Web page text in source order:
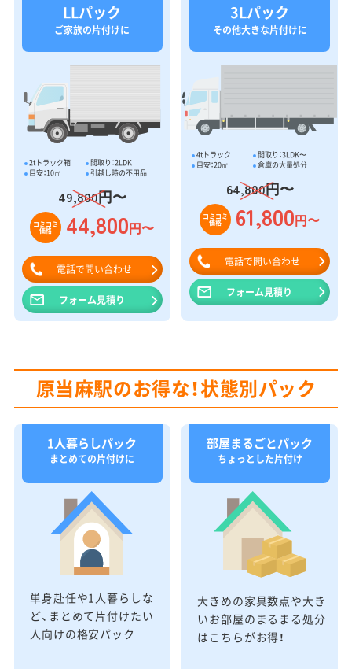
LLパック
ご家族の片付けに
2tトラック箱
間取り：2LDK
目安：10㎥
引越し時の不用品
49,800円〜
コミコミ
価格 44,800円〜
電話で問い合わせ
フォーム見積り
3Lパック
その他大きな片付けに
4tトラック
間取り：3LDK〜
目安：20㎥
倉庫の大量処分
64,800円〜
コミコミ
価格 61,800円〜
電話で問い合わせ
フォーム見積り
原当麻駅のお得な！状態別パック
1人暮らしパック
まとめての片付けに
単身赴任や1人暮らしな
ど、まとめて片付けたい
人向けの格安パック
部屋まるごとパック
ちょっとした片付け
大きめの家具数点や大き
いお部屋のまるまる処分
はこちらがお得！